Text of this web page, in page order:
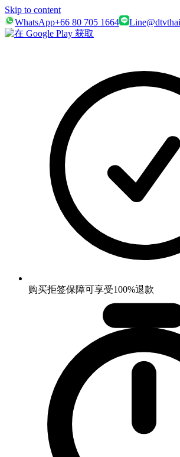
Skip to content
WhatsApp+66 80 705 1664 Line
购买拒签保障可享受100%退款